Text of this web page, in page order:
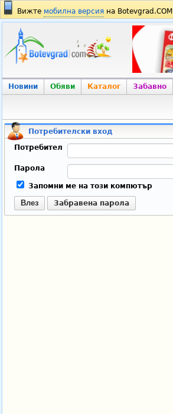
Вижте мобилна версия на Botevgrad.COM
Новини Обяви Каталог Забавно
Потребителски вход
Потребител
Парола
Запомни ме на този компютър
Влез Забравена парола